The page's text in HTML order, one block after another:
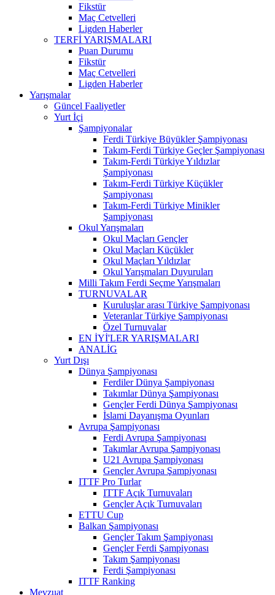
Fikstür
Maç Cetvelleri
Ligden Haberler
TERFİ YARIŞMALARI
Puan Durumu
Fikstür
Maç Cetvelleri
Ligden Haberler
Yarışmalar
Güncel Faaliyetler
Yurt İçi
Şampiyonalar
Ferdi Türkiye Büyükler Şampiyonası
Takım-Ferdi Türkiye Geçler Şampiyonası
Takım-Ferdi Türkiye Yıldızlar
Şampiyonası
Takım-Ferdi Türkiye Küçükler
Şampiyonası
Takım-Ferdi Türkiye Minikler
Şampiyonası
Okul Yarışmaları
Okul Maçları Gençler
Okul Maçları Küçükler
Okul Maçları Yıldızlar
Okul Yarışmaları Duyuruları
Milli Takım Ferdi Seçme Yarışmaları
TURNUVALAR
Kuruluşlar arası Türkiye Şampiyonası
Veteranlar Türkiye Şampiyonası
Özel Turnuvalar
EN İYİ'LER YARIŞMALARI
ANALİG
Yurt Dışı
Dünya Şampiyonası
Ferdiler Dünya Şampiyonası
Takımlar Dünya Şampiyonası
Gençler Ferdi Dünya Şampiyonası
İslami Dayanışma Oyunları
Avrupa Şampiyonası
Ferdi Avrupa Şampiyonası
Takımlar Avrupa Şampiyonası
U21 Avrupa Şampiyonası
Gençler Avrupa Şampiyonası
ITTF Pro Turlar
ITTF Açık Turnuvaları
Gençler Açık Turnuvaları
ETTU Cup
Balkan Şampiyonası
Gençler Takım Şampiyonası
Gençler Ferdi Şampiyonası
Takım Şampiyonası
Ferdi Şampiyonası
ITTF Ranking
Mevzuat